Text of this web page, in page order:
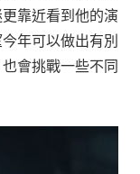
靠近看到他的演
年可以做出有別
會挑戰一些不同